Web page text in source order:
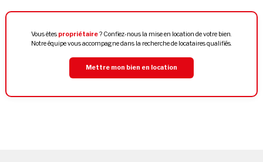
Vous êtes propriétaire? Confiez-nous la mise en location de votre bien.
Notre équipe vous accompagne dans la recherche de locataires qualifiés.
Mettre mon bien en location